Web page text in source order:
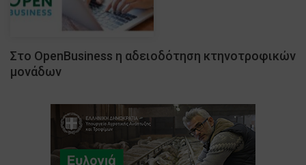
Στο OpenBusiness η αδειοδότηση κτηνοτροφικών
μονάδων